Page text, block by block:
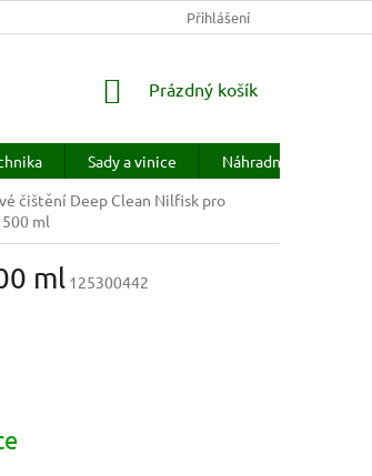
PRODÁVANÉ ZNAČKY
Přihlášení
NÁKUPNÍ
Prázdný košík
Sady a vinice Náhradní díly
čištění Deep Clean Nilfisk pro
ml
ml 125300442